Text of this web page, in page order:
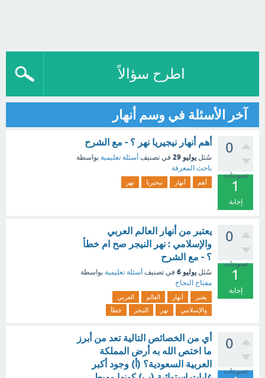
اطرح سؤالاً
آخر الأسئلة في وسم أنهار
0
تصويتات
1
إجابة
أهم أنهار نيجيريا نهر ؟ - مع الشرح
سُئل يوليو 29 في تصنيف أسئلة تعليمية بواسطة
باحث المعرفة
أهم أنهار نيجيريا نهر
0
تصويتات
1
إجابة
يعتبر من أنهار العالم العربي
والإسلامي : نهر النيجر صح ام خطأ
؟ - مع الشرح
سُئل يوليو 6 في تصنيف أسئلة تعليمية بواسطة
مفتاح النجاح
يعتبر أنهار العالم
العربي
والإسلامي
نهر النيجر خطأ
0
تصويتات
أي من الخصائص التالية تعد من أبرز
ما اختص الله به أرض المملكة
العربية السعودية؟ (أ) وجود أكبر